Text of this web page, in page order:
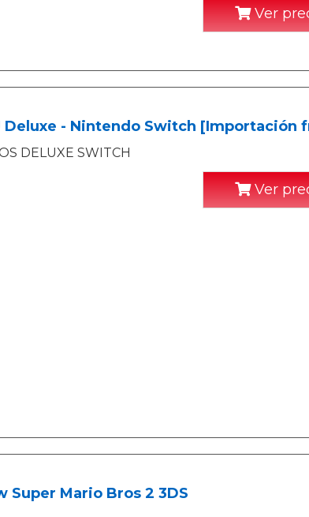
Ver
Deluxe - Nintendo Switch [Importación
DELUXE SWITCH
Ver
Super Mario Bros 2 3DS